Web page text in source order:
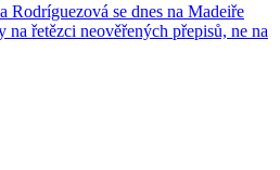
Rodríguezová se dnes na Madeiře
řetězci neověřených přepisů, ne na